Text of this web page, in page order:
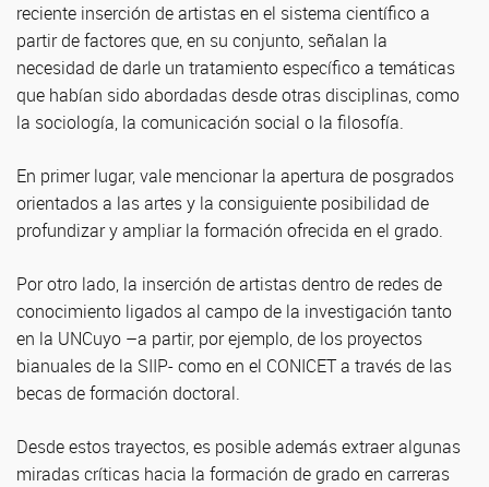
reciente inserción de artistas en el sistema científico a
partir de factores que, en su conjunto, señalan la
necesidad de darle un tratamiento específico a temáticas
que habían sido abordadas desde otras disciplinas, como
la sociología, la comunicación social o la filosofía.
En primer lugar, vale mencionar la apertura de posgrados
orientados a las artes y la consiguiente posibilidad de
profundizar y ampliar la formación ofrecida en el grado.
Por otro lado, la inserción de artistas dentro de redes de
conocimiento ligados al campo de la investigación tanto
en la UNCuyo –a partir, por ejemplo, de los proyectos
bianuales de la SIIP- como en el CONICET a través de las
becas de formación doctoral.
Desde estos trayectos, es posible además extraer algunas
miradas críticas hacia la formación de grado en carreras